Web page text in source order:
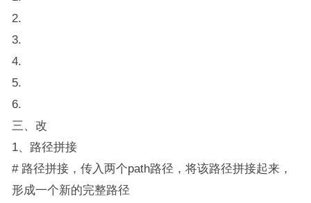
2.
3.
4.
5.
6.
三、改
1、路径拼接
# 路径拼接，传入两个path路径，将该路径拼接起来，
形成一个新的完整路径